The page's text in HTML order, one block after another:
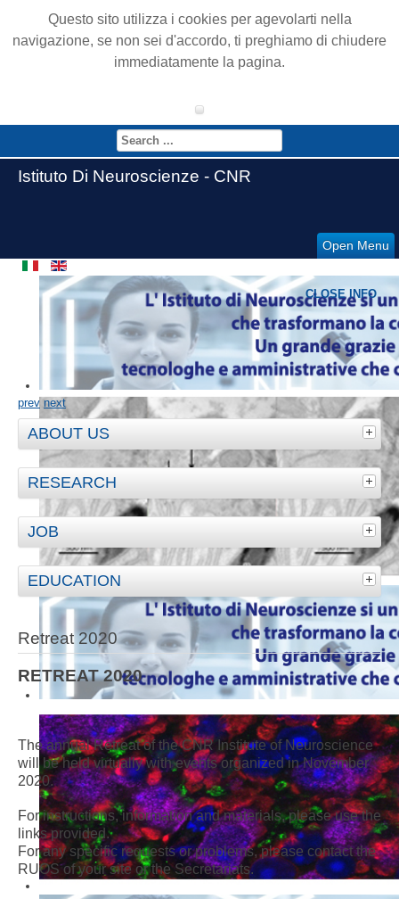
Questo sito utilizza i cookies per agevolarti nella
navigazione, se non sei d'accordo, ti preghiamo di chiudere
immediatamente la pagina.
Istituto Di Neuroscienze - CNR
Open Menu
prev next
ABOUT US
RESEARCH
JOB
EDUCATION
Retreat 2020
RETREAT 2020
The annual Retreat of the CNR Institute of Neuroscience
will be held virtually with events organized in November
2020.
For instructions, information and materials, please use the
links provided.
For any specific requests or problems, please contact the
RUOS of your site or the Secretariats.
CLOSE INFO